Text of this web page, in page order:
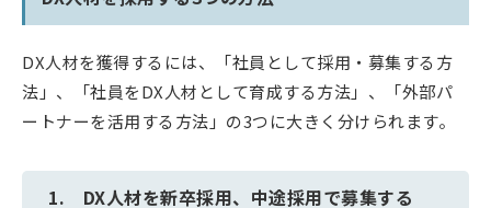
DX人材を獲得するには、「社員として採用・募集する方
法」、「社員をDX人材として育成する方法」、「外部パ
ートナーを活用する方法」の3つに大きく分けられます。
1. DX人材を新卒採用、中途採用で募集する